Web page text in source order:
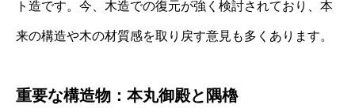
ト造です。今、木造での復元が強く検討されており、本
来の構造や木の材質感を取り戻す意見も多くあります。
重要な構造物：本丸御殿と隅櫓